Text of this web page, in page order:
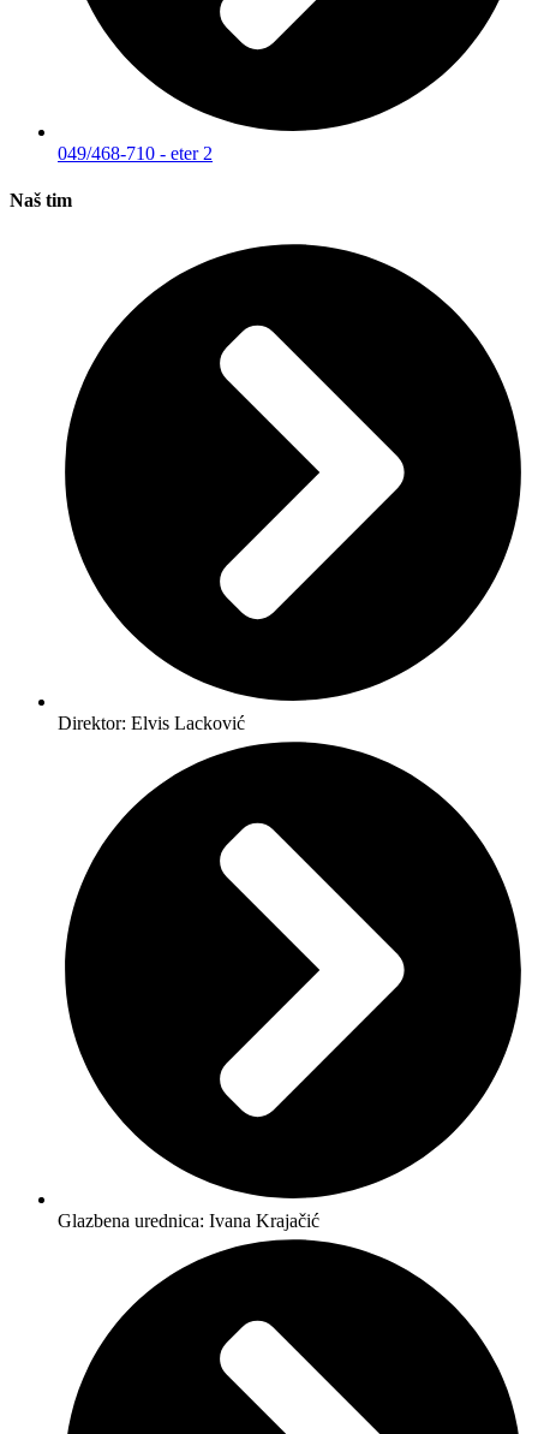
049/468-710 - eter 2
Naš tim
Direktor: Elvis Lacković
Glazbena urednica: Ivana Krajačić